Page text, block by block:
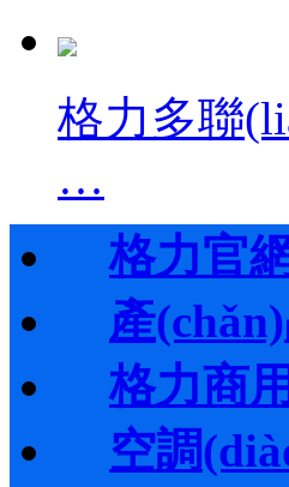
格力多聯
…
格力官
產
格力商
空調